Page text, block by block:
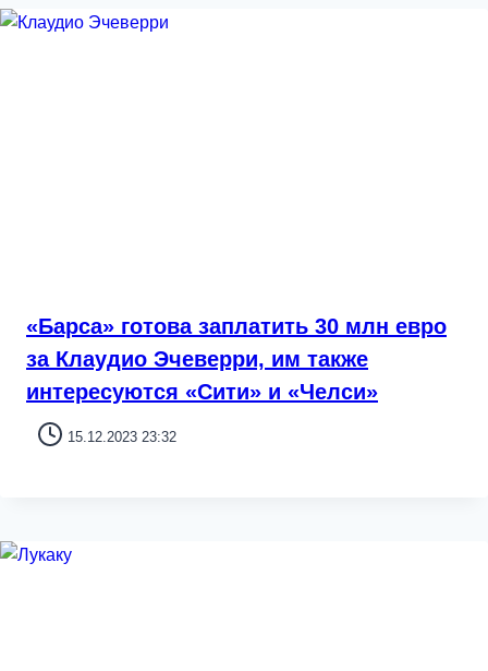
«Барса» готова заплатить 30 млн евро
за Клаудио Эчеверри, им также
интересуются «Сити» и «Челси»
15.12.2023 23:32